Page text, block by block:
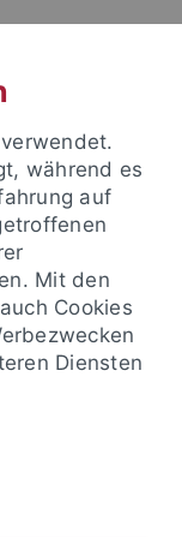
EINRICHTUNGEN
Karriere
während es
auf
Mit den
Cookies
Diensten